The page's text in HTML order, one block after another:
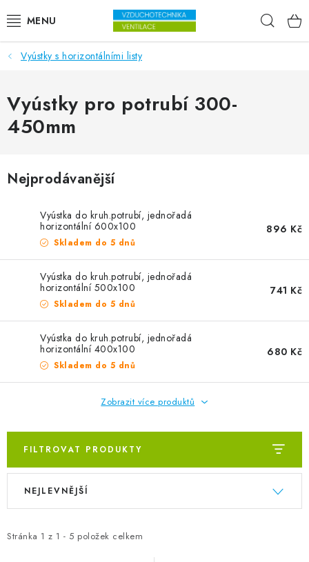
VENTILÁTORY
VZDUCHOTECHNIKA
REKUPERACE
FILTRY
ODVLHČOVAČE
ZVLHČOVAČE VZDUCHU PRŮMYSLOVÉ
NAHŘÍVACÍ POLŠTÁŘEK S LÁVOVÝM PÍSKEM
VÝPRODEJ
Vyústky s horizontálními listy
Vyústky pro potrubí 300-
450mm
Nejprodávanější
Vyústka do kruh.potrubí, jednořadá
horizontální 600x100
Skladem do 5 dnů
896 Kč
Vyústka do kruh.potrubí, jednořadá
horizontální 500x100
Skladem do 5 dnů
741 Kč
Vyústka do kruh.potrubí, jednořadá
horizontální 400x100
Skladem do 5 dnů
680 Kč
Zobrazit více produktů
FILTROVAT PRODUKTY
Výpis produktů
Stránka 1 z 1 - 5 položek celkem
Řazení produktů
NEJLEVNĚJŠÍ